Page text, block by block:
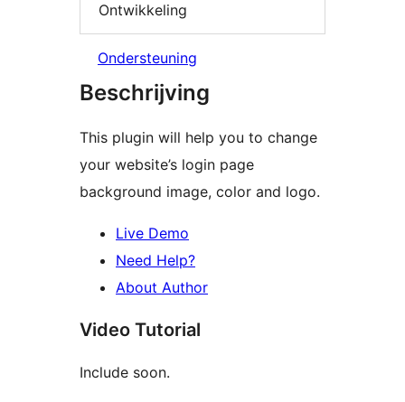
Ontwikkeling
Ondersteuning
Beschrijving
This plugin will help you to change
your website’s login page
background image, color and logo.
Live Demo
Need Help?
About Author
Video Tutorial
Include soon.